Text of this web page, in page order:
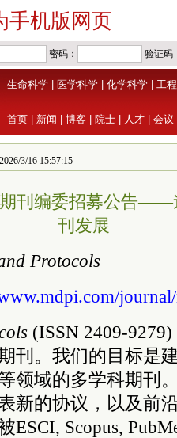
手机版网页
生命科学 医学科学 化学科学 工
首页 新闻 博客 院士 人才 会议
3/16 15:57:15
期刊编委招募公告
刊发展
Protocols
(ISSN 2409-
刊。我们的目标是
领域的多学科期刊
新的协议，以及前
ESCI, Scopus,